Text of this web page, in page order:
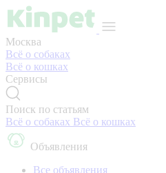
Москва
Всё о собаках
Всё о кошках
Сервисы
Поиск по статьям
Всё о собаках Всё о кошках
Объявления
Все объявления